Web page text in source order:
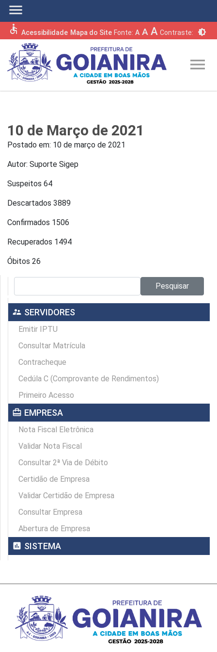
menu
accessible Acessibilidade Mapa do Site Fonte: A A A Contraste: brightness_6
menu
10 de Março de 2021
Postado em: 10 de março de 2021
Autor: Suporte Sigep
Suspeitos 64
Descartados 3889
Confirmados 1506
Recuperados 1494
Óbitos 26
Pesquisar
supervisor_account SERVIDORES
Emitir IPTU
Consultar Matrícula
Contracheque
Cedúla C (Comprovante de Rendimentos)
Primeiro Acesso
card_travel EMPRESA
Nota Fiscal Eletrônica
Validar Nota Fiscal
Consultar 2ª Via de Débito
Certidão de Empresa
Validar Certidão de Empresa
Consultar Empresa
Abertura de Empresa
assessment SISTEMA